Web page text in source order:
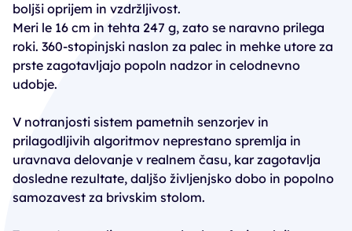
boljši oprijem in vzdržljivost.
Meri le 16 cm in tehta 247 g, zato se naravno prilega
roki. 360-stopinjski naslon za palec in mehke utore za
prste zagotavljajo popoln nadzor in celodnevno
udobje.
V notranjosti sistem pametnih senzorjev in
prilagodljivih algoritmov neprestano spremlja in
uravnava delovanje v realnem času, kar zagotavlja
dosledne rezultate, daljšo življenjsko dobo in popolno
samozavest za brivskim stolom.